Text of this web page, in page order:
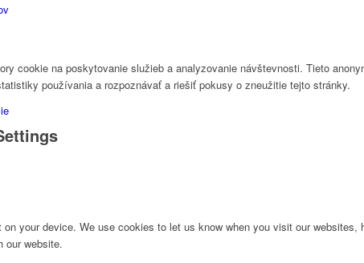
cookie na poskytovanie služieb a analyzovanie návštevnosti. Tieto
používania a rozpoznávať a riešiť pokusy o zneužitie tejto stránky.
your device. We use cookies to let us know when you visit our
our website.